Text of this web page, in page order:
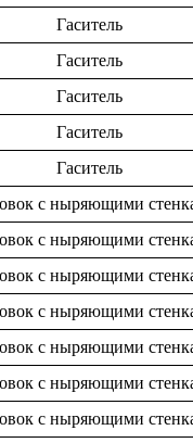
Гаситель
Гаситель
Гаситель
Гаситель
Гаситель
с ныряющими
с ныряющими
с ныряющими
с ныряющими
с ныряющими
с ныряющими
с ныряющими